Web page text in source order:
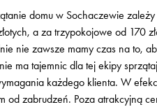
domu w Sochaczewie
a za trzypokojowe od 170
nie zawsze mamy czas na to,
ma tajemnic dla tej ekipy
każdego klienta. W
od zabrudzeń. Poza atrakcyjną